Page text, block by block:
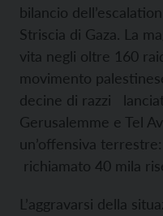
bilancio
Striscia di Gaza. La
vita negli oltre 160
movimento
decine di razzi
Gerusalemme e Tel
un’offensiva
richiamato 40 mila
L’aggravarsi della